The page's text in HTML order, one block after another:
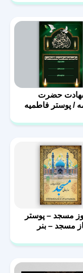
حضرت
/ پوستر فاطمیه
مسجد – پوستر
مسجد – بنر